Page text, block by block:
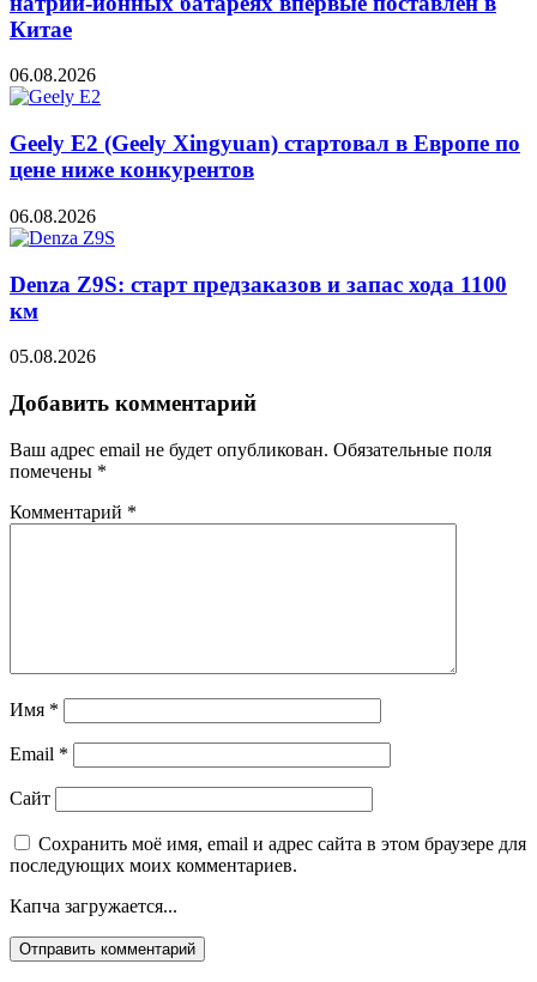
Китае
06.08.2026
Geely E2 (Geely Xingyuan) стартовал в Европе по
цене ниже конкурентов
06.08.2026
Denza Z9S: старт предзаказов и запас хода 1100
км
05.08.2026
Добавить комментарий
Ваш адрес email не будет опубликован. Обязательные поля
помечены *
Комментарий *
Имя *
Email *
Сайт
Сохранить моё имя, email и адрес сайта в этом браузере для
последующих моих комментариев.
Капча загружается...